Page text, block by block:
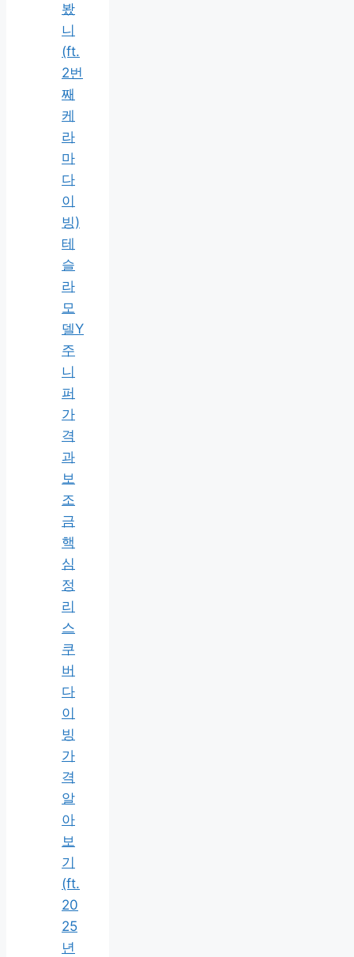
봤
니
(ft.
2번
째
케
라
마
다
이
빙)
테
슬
라
모
델Y
주
니
퍼
가
격
과
보
조
금
핵
심
정
리
스
쿠
버
다
이
빙
가
격
알
아
보
기
(ft.
20
25
년